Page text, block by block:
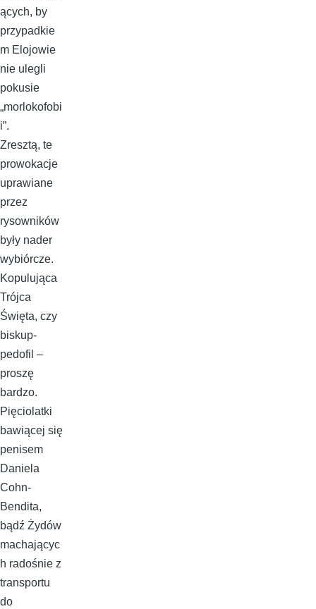
ących, by
przypadkie
m Elojowie
nie ulegli
pokusie
„morlokofobi
i”.
Zresztą, te
prowokacje
uprawiane
przez
rysowników
były nader
wybiórcze.
Kopulująca
Trójca
Święta, czy
biskup-
pedofil –
proszę
bardzo.
Pięciolatki
bawiącej się
penisem
Daniela
Cohn-
Bendita,
bądź Żydów
machającyc
h radośnie z
transportu
do